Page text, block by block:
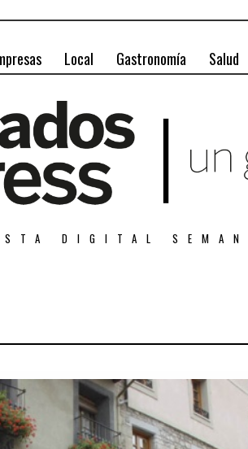
Local Gastronomía Salud
DIGITAL